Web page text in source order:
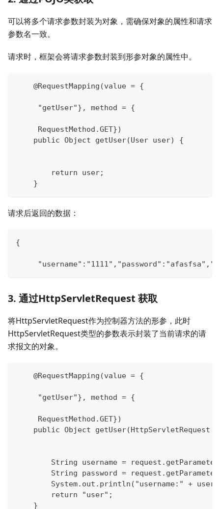
可以将多个请求参数封装为对象，需确保对象的属性和请求
参数名一致。
请求时，框架会将请求参数封装到形参对象的属性中。
    @RequestMapping(value = {
     "getUser"}, method = {
     RequestMethod.GET})
    public Object getUser(User user) {
        return user;
    }
请求后返回的数据：
{
3. 通过HttpServletRequest 获取
将HttpServletRequest作为控制器方法的形参，此时
HttpServletRequest类型的参数表示封装了当前请求的请
求报文的对象。
    @RequestMapping(value = {
     "getUser"}, method = {
     RequestMethod.GET})
public Object getUser(HttpServletRequest
String username =
String password =
System.out.println("username:" +
        return "user";
    }